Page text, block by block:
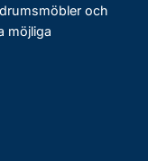
och
möjliga